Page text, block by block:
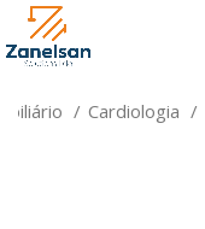
Cardiologia